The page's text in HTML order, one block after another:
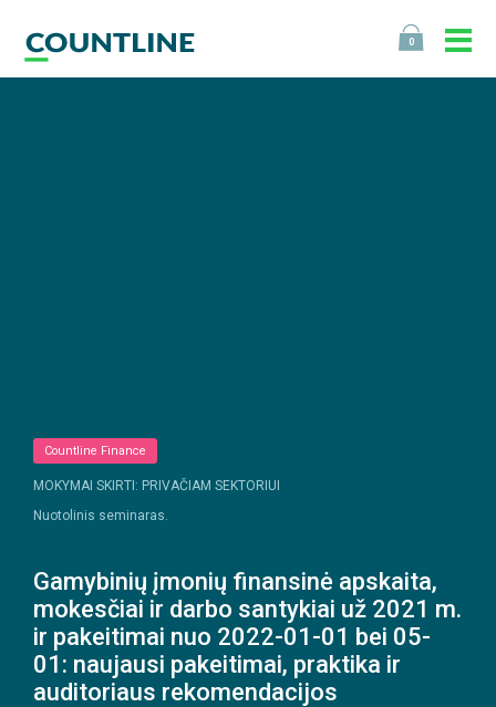
0
Countline Finance
MOKYMAI SKIRTI: PRIVAČIAM SEKTORIUI
Nuotolinis seminaras.
Gamybinių įmonių finansinė apskaita,
mokesčiai ir darbo santykiai už 2021 m.
ir pakeitimai nuo 2022-01-01 bei 05-
01: naujausi pakeitimai, praktika ir
auditoriaus rekomendacijos